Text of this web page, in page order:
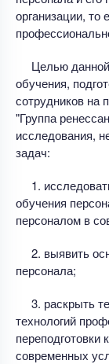
организации, то
Целью
обучения,
сотрудников на
"Группа
исследования,
задач:
1.
обучения
персоналом в
2. выявить
персонала;
3. раскрыть
технологий
переподготовки
современных